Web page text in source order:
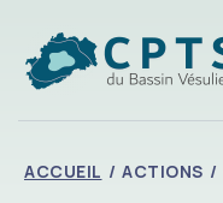
ACCUEIL ACTIONS